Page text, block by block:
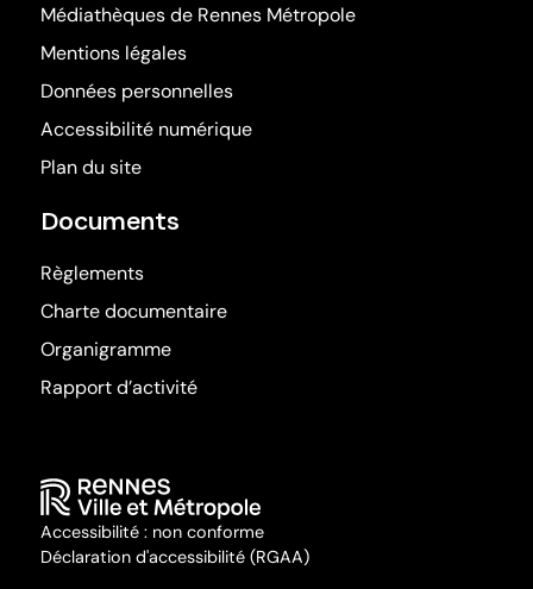
Médiathèques de Rennes Métropole(ouvre dans une
Mentions légales
Données personnelles
Accessibilité numérique
Plan du site
Documents
Règlements
Charte documentaire
Organigramme
Rapport d’activité
Accessibilité : non conforme
Déclaration d'accessibilité (RGAA)